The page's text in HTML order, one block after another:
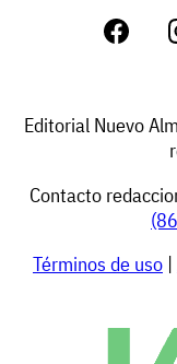
Editorial Nuevo
Contacto
Términos de uso |